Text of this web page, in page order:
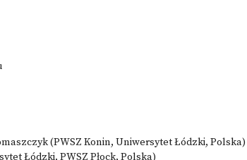
(PWSZ Konin, Uniwersytet Łódzki, Polska)
Łódzki, PWSZ Płock, Polska)